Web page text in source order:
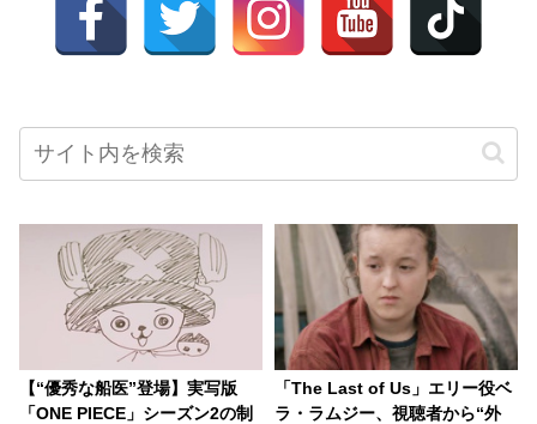
【“優秀な船医”登場】実写版
「ONE PIECE」シーズン2の制
「The Last of Us」エリー役ベ
ラ・ラムジー、視聴者から“外